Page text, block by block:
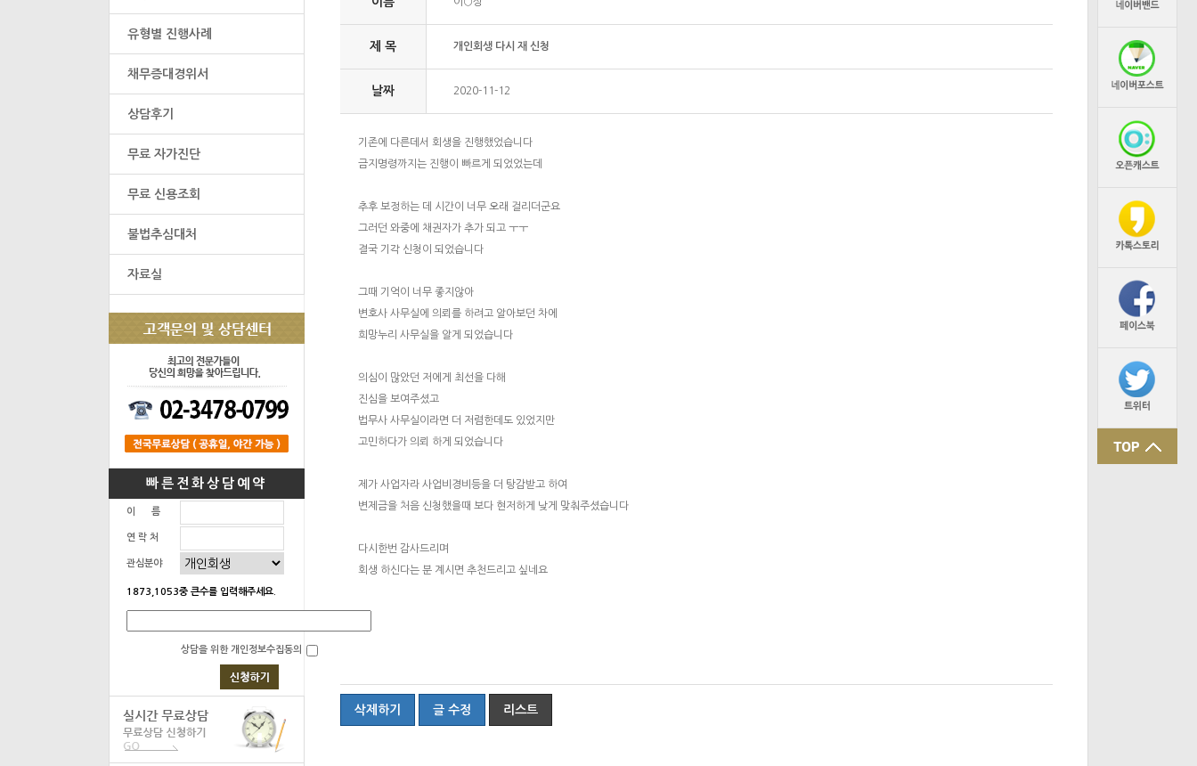
유형별 진행사례
채무증대경위서
상담후기
무료 자가진단
무료 신용조회
불법추심대처
자료실
빠른전화상담예약
이 름
연 락 처
관심분야
1873,1053중 큰수를 입력해주세요.
상담을 위한 개인정보수집동의
제 목 개인회생 다시 재 신청
날짜 2020-11-12
기존에 다른데서 회생을 진행했었습니다
금지명령까지는 진행이 빠르게 되었었는데
추후 보정하는 데 시간이 너무 오래 걸리더군요
그러던 와중에 채권자가 추가 되고 ㅜㅜ
결국 기각 신청이 되었습니다
그때 기억이 너무 좋지않아
변호사 사무실에 의뢰를 하려고 알아보던 차에
희망누리 사무실을 알게 되었습니다
의심이 많았던 저에게 최선을 다해
진심을 보여주셨고
법무사 사무실이라면 더 저렴한데도 있었지만
고민하다가 의뢰 하게 되었습니다
제가 사업자라 사업비경비등을 더 탕감받고 하여
변제금을 처음 신청했을때 보다 현저하게 낮게 맞춰주셨습니다
다시한번 감사드리며
회생 하신다는 분 계시면 추천드리고 싶네요
삭제하기 글 수정 리스트